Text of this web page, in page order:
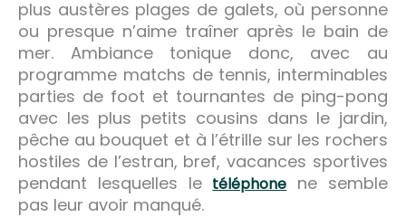
plus austères plages de galets, où personne
ou presque n’aime traîner après le bain de
mer. Ambiance tonique donc, avec au
programme matchs de tennis, interminables
parties de foot et tournantes de ping-pong
avec les plus petits cousins dans le jardin,
pêche au bouquet et à l’étrille sur les rochers
hostiles de l’estran, bref, vacances sportives
pendant lesquelles le téléphone ne semble
pas leur avoir manqué.